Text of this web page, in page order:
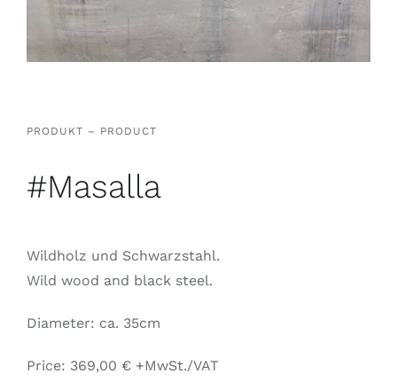
PRODUKT – PRODUCT
#Masalla
Wildholz und Schwarzstahl.
Wild wood and black steel.
Diameter: ca. 35cm
Price: 369,00 € +MwSt./VAT